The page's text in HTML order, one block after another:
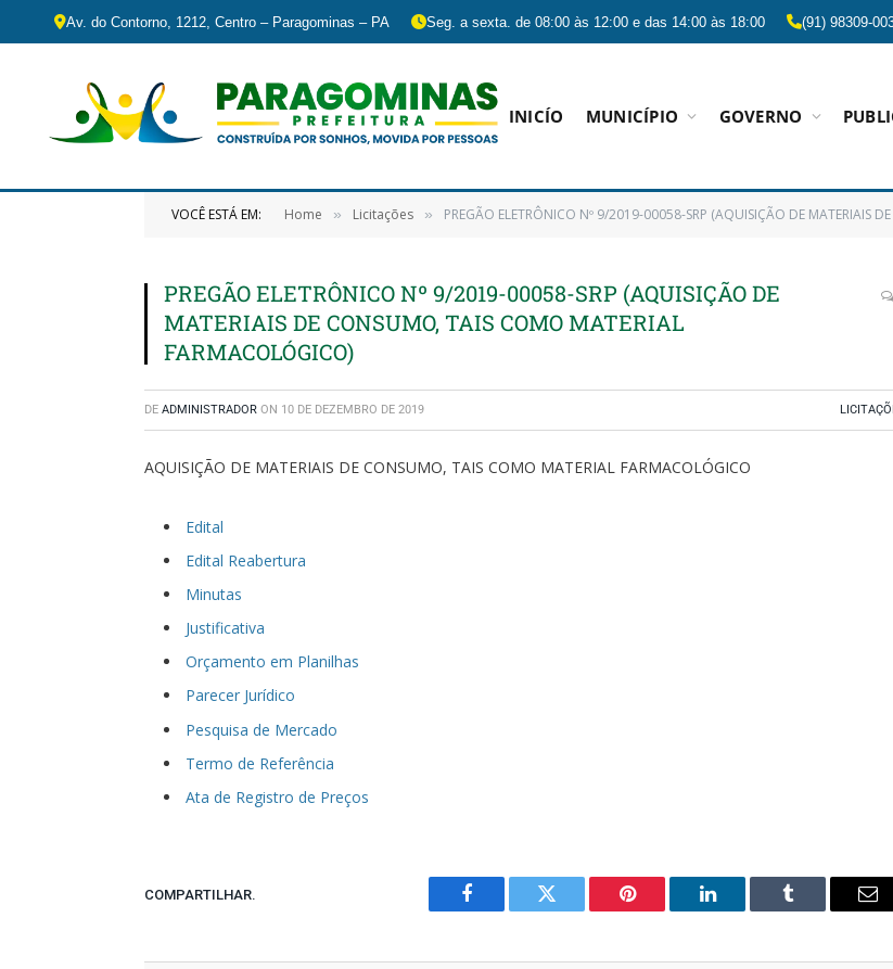
Av. do Contorno, 1212, Centro – Paragominas – PA Seg. a sexta. de 08:00 às 12:00 e das 14:00 às 18:00 (91) 98309-
INICÍO MUNICÍPIO GOVERNO
VOCÊ ESTÁ EM: Home » Licitações » PREGÃO ELETRÔNICO Nº 9/2019-00058-SRP (AQUISIÇÃO DE MATERIAIS
PREGÃO ELETRÔNICO Nº 9/2019-00058-SRP (AQUISIÇÃO DE
MATERIAIS DE CONSUMO, TAIS COMO MATERIAL
FARMACOLÓGICO)
DE ADMINISTRADOR ON 10 DE DEZEMBRO DE 2019
AQUISIÇÃO DE MATERIAIS DE CONSUMO, TAIS COMO MATERIAL FARMACOLÓGICO
Edital
Edital Reabertura
Minutas
Justificativa
Orçamento em Planilhas
Parecer Jurídico
Pesquisa de Mercado
Termo de Referência
Ata de Registro de Preços
COMPARTILHAR.
Facebook Twitter Pinterest LinkedIn Tumblr